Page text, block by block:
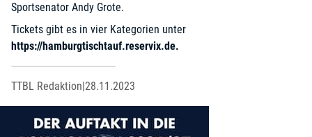
Sportsenator Andy Grote.
Tickets gibt es in vier Kategorien unter
https://hamburgtischtauf.reservix.de.
TTBL Redaktion|28.11.2023